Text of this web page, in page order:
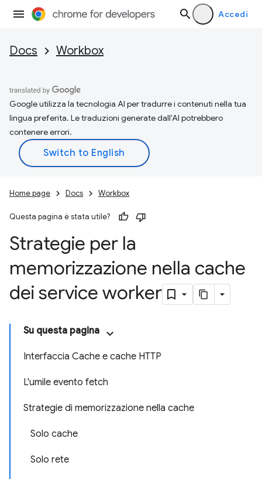
Accedi
Docs Workbox
Google utilizza la tecnologia AI per tradurre i contenuti nella tua
lingua preferita. Le traduzioni generate dall'AI potrebbero
contenere errori.
Home page Docs Workbox
Questa pagina è stata utile?
Strategie per la
memorizzazione nella cache
dei service worker
Su questa pagina
Interfaccia Cache e cache HTTP
L'umile evento fetch
Strategie di memorizzazione nella cache
Solo cache
Solo rete